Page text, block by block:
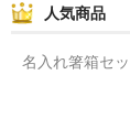
人気商品
名入れ箸箱セ